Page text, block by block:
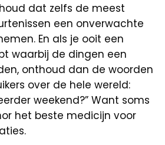
dat zelfs de meest
een onverwachte
En als je ooit een
waarbij de dingen een
onthoud dan de woorden
over de hele wereld:
weekend?” Want soms
het beste medicijn voor